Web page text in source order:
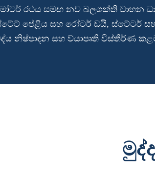
රථය සමඟ නව බලශක්ති වාහන
පේළිය සහ රෝටර් ඩයි, ස්ටේටර්
නිෂ්පාදන සහ ව්යාපෘති විස්තීර්ණ